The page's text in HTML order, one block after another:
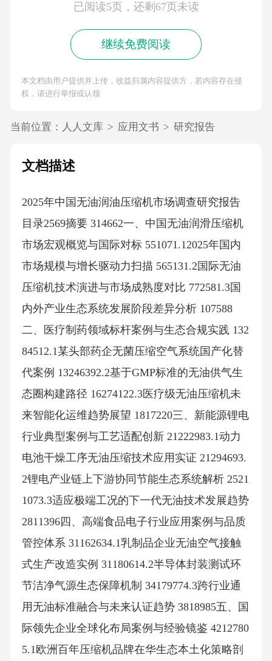
已阅读5页，还剩67页未读
继续免费阅读
本文档由用户提供并上传，收益归属内容提供方，若内容存在侵
权，请进行举报或认领
当前位置： 人人文库 > 应用文书 > 研究报告
文档描述
2025年中国无油润油压缩机市场调查研究报告
目录2569摘要 314662一、中国无油润滑压缩机
市场宏观概览与国际对标 551071.12025年国内
市场规模与增长驱动力扫描 565131.2国际无油
压缩机技术演进与市场成熟度对比 772581.3国
内外产业生态系统发展阶段差异分析 107588
二、医疗制药领域标杆案例与生态合规实践 132
84512.1某头部药企无菌压缩空气系统国产化替
代案例 13246392.2基于GMP标准的无油供气生
态圈构建路径 16274122.3医疗级无油压缩机未
来智能化运维趋势展望 1817220三、新能源锂电
行业典型案例与工艺适配创新 21222983.1动力
电池干燥工序无油压缩技术应用实证 21294693.
2锂电产业链上下游协同节能生态系统解析 2521
1073.3适应极端工况的下一代无油技术发展趋势
2811396四、高端食品电子行业应用案例与品质
管控体系 31162634.1乳制品企业无油空气接触
式生产改造实例 31180614.2半导体封装测试环
节洁净气源生态保障机制 34179774.3跨行业通
用无油标准融合与未来认证趋势 3818985五、国
际领先企业全球化布局案例与经验镜鉴 4212780
5.1欧洲百年压缩机品牌在华生态本土化策略剖